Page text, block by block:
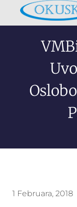
1 Februara, 2018